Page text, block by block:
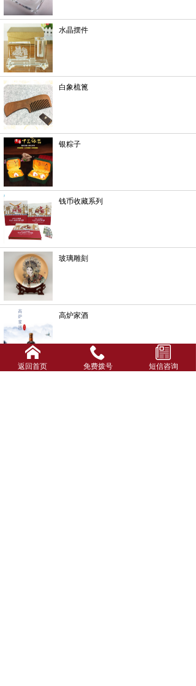
水晶摆件
白象梳篦
银粽子
钱币收藏系列
玻璃雕刻
高炉家酒
酒箱酒盒系列
返回首页 免费拨号 短信咨询